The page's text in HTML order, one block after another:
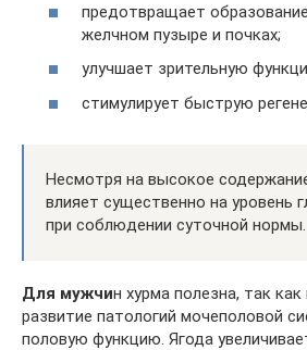
предотвращает
желчном пузыре и почках;
улучшает зрительную
стимулирует быструю
Несмотря на высокое
влияет существенно на уровень
при соблюдении суточной нормы.
Для мужчин хурма полезна, так
развитие патологий мочеполовой
половую функцию. Ягода